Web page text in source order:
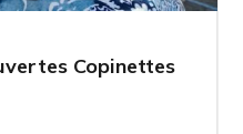
Copinettes